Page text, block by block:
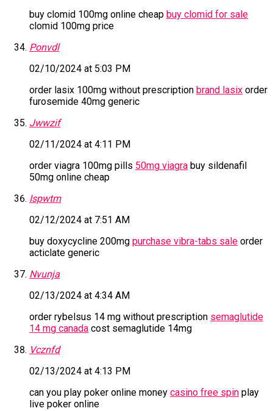
buy clomid 100mg online cheap buy clomid for sale
clomid 100mg price
Ponvdl
02/10/2024 at 5:03 PM
order lasix 100mg without prescription brand lasix order
furosemide 40mg generic
Jwwzif
02/11/2024 at 4:11 PM
order viagra 100mg pills 50mg viagra buy sildenafil
50mg online cheap
Ispwtm
02/12/2024 at 7:51 AM
buy doxycycline 200mg purchase vibra-tabs sale order
acticlate generic
Nvunja
02/13/2024 at 4:34 AM
order rybelsus 14 mg without prescription semaglutide
14 mg canada cost semaglutide 14mg
Vcznfd
02/13/2024 at 4:13 PM
can you play poker online money casino free spin play
live poker online